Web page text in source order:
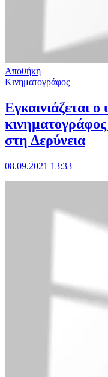
Αποθήκη
Κινηματογράφος
Eγκαινιάζεται ο
στη Δερύνεια
08.09.2021 13:33